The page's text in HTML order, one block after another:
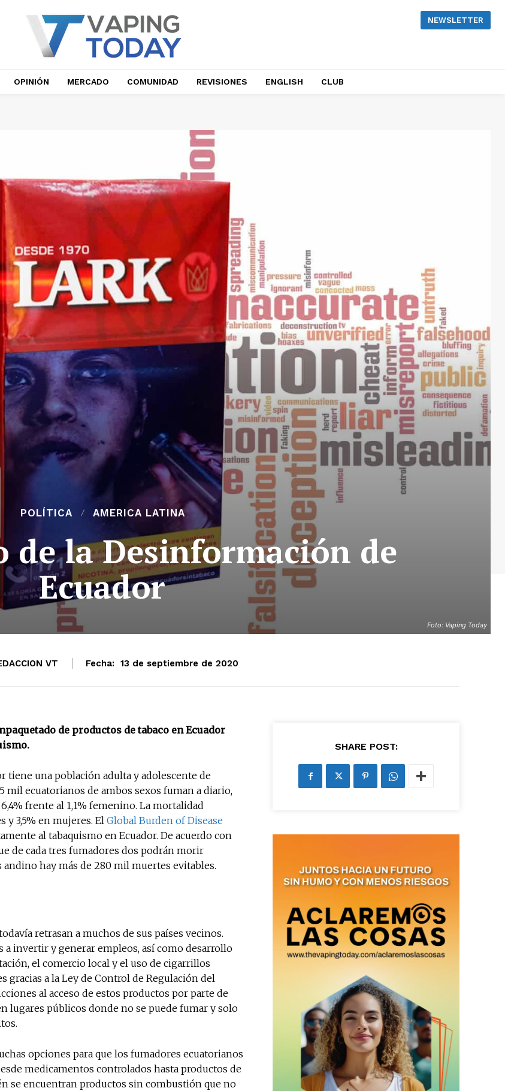
No te pierdas de las últimas
noticias
Suscríbete a nuestro boletín diario y recibe todas las
Subscribe to our daily clipping and receive all the news
of vaping and tobacco harm reduction in your email.
NEWSLETTER
OPINIÓN MERCADO COMUNIDAD REVISIONES ENGLISH CLUB
Foto: Vaping Today
POLÍTICA AMERICA LATINA
la Desinformación de
Ecuador
VT Fecha: 13 de septiembre de 2020
de productos de tabaco en Ecuador
tiene una población adulta y adolescente de
mil ecuatorianos de ambos sexos fuman a diario,
frente al 1,1% femenino. La mortalidad
y 3,5% en mujeres. El Global Burden of Disease
al tabaquismo en Ecuador. De acuerdo con
de cada tres fumadores dos podrán morir
hay más de 280 mil muertes evitables.
retrasan a muchos de sus países vecinos.
invertir y generar empleos, así como desarrollo
el comercio local y el uso de cigarrillos
gracias a la Ley de Control de Regulación del
al acceso de estos productos por parte de
lugares públicos donde no se puede fumar y solo
opciones para que los fumadores ecuatorianos
medicamentos controlados hasta productos de
se encuentran productos sin combustión que no
SHARE POST: